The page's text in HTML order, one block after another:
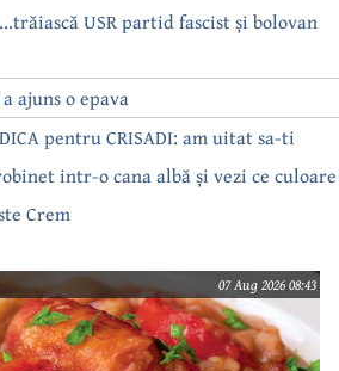
USR partid fascist și bolovan
a ajuns o epava
pentru CRISADI: am uitat sa-ti
intr-o cana albă și vezi ce culoare
Crem
07 Aug 2026 08:43